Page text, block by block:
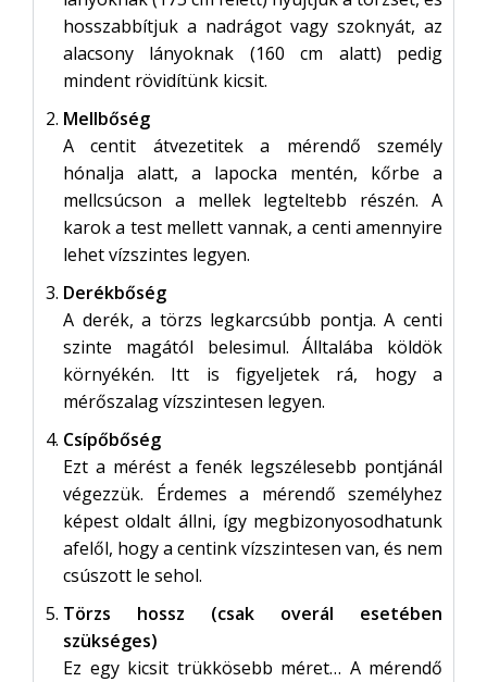
hosszabbítjuk a nadrágot vagy szoknyát, az
alacsony lányoknak (160 cm alatt) pedig
mindent rövidítünk kicsit.
Mellbőség
A centit átvezetitek a mérendő személy
hónalja alatt, a lapocka mentén, kőrbe a
mellcsúcson a mellek legteltebb részén. A
karok a test mellett vannak, a centi amennyire
lehet vízszintes legyen.
Derékbőség
A derék, a törzs legkarcsúbb pontja. A centi
szinte magától belesimul. Álltalába köldök
környékén. Itt is figyeljetek rá, hogy a
mérőszalag vízszintesen legyen.
Csípőbőség
Ezt a mérést a fenék legszélesebb pontjánál
végezzük. Érdemes a mérendő személyhez
képest oldalt állni, így megbizonyosodhatunk
afelől, hogy a centink vízszintesen van, és nem
csúszott le sehol.
Törzs hossz (csak overál esetében
szükséges)
Ez egy kicsit trükkösebb méret… A mérendő